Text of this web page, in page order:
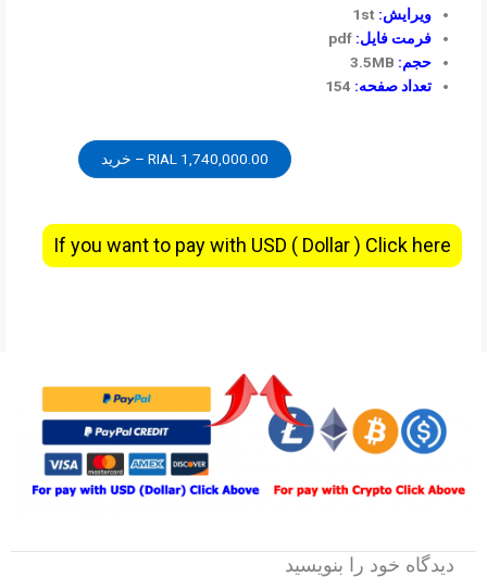
ویرایش: 1st
فرمت فایل: pdf
حجم:
تعداد صفحه:
1,740,000.00 RIAL – خرید
If you want to pay with USD ( Dollar ) Click here
دیدگاه‌ خود را بنویسید